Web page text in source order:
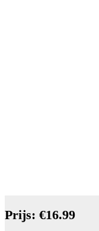
Prijs: €16.99